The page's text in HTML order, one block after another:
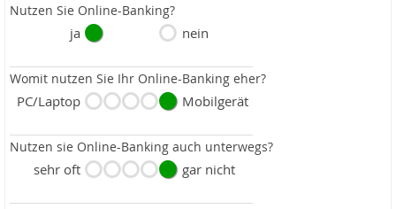
Nutzen Sie Online-Banking?
ja nein
Womit nutzen Sie Ihr Online-Banking eher?
PC/Laptop Mobilgerät
Nutzen sie Online-Banking auch unterwegs?
sehr oft gar nicht